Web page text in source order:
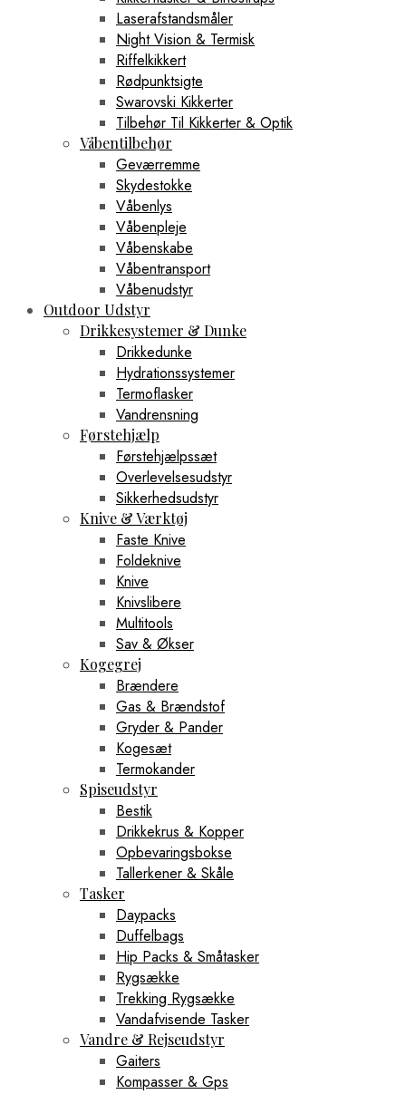
Laserafstandsmåler
Night Vision & Termisk
Riffelkikkert
Rødpunktsigte
Swarovski Kikkerter
Tilbehør Til Kikkerter & Optik
Våbentilbehør
Geværremme
Skydestokke
Våbenlys
Våbenpleje
Våbenskabe
Våbentransport
Våbenudstyr
Outdoor Udstyr
Drikkesystemer & Dunke
Drikkedunke
Hydrationssystemer
Termoflasker
Vandrensning
Førstehjælp
Førstehjælpssæt
Overlevelsesudstyr
Sikkerhedsudstyr
Knive & Værktøj
Faste Knive
Foldeknive
Knive
Knivslibere
Multitools
Sav & Økser
Kogegrej
Brændere
Gas & Brændstof
Gryder & Pander
Kogesæt
Termokander
Spiseudstyr
Bestik
Drikkekrus & Kopper
Opbevaringsbokse
Tallerkener & Skåle
Tasker
Daypacks
Duffelbags
Hip Packs & Småtasker
Rygsække
Trekking Rygsække
Vandafvisende Tasker
Vandre & Rejseudstyr
Gaiters
Kompasser & Gps